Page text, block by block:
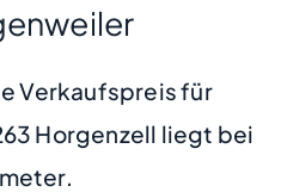
Verkaufspreis für
Horgenzell liegt bei